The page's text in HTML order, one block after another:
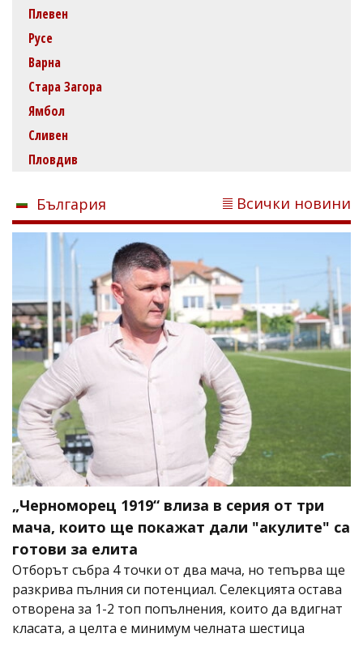
Плевен
Русе
Варна
Стара Загора
Ямбол
Сливен
Пловдив
България Всички новини
„Черноморец 1919“ влиза в серия от три
мача, които ще покажат дали "акулите" са
готови за елита
Отборът събра 4 точки от два мача, но тепърва ще
разкрива пълния си потенциал. Селекцията остава
отворена за 1-2 топ попълнения, които да вдигнат
класата, а целта е минимум челната шестица